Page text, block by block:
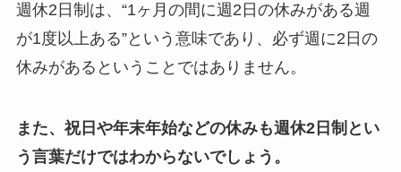
週休2日制は、“1ヶ月の間に週2日の休みがある週
が1度以上ある”という意味であり、必ず週に2日の
休みがあるということではありません。
また、祝日や年末年始などの休みも週休2日制とい
う言葉だけではわからないでしょう。